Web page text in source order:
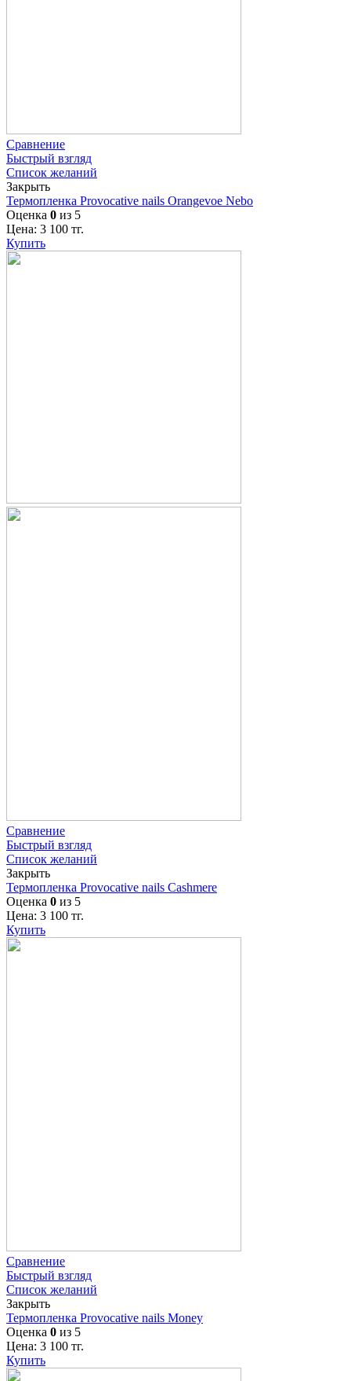
Сравнение
Быстрый взгляд
Список желаний
Закрыть
Термопленка Provocative nails Orangevoe Nebo
Оценка 0 из 5
Цена: 3 100 тг.
Купить
Сравнение
Быстрый взгляд
Список желаний
Закрыть
Термопленка Provocative nails Cashmere
Оценка 0 из 5
Цена: 3 100 тг.
Купить
Сравнение
Быстрый взгляд
Список желаний
Закрыть
Термопленка Provocative nails Money
Оценка 0 из 5
Цена: 3 100 тг.
Купить